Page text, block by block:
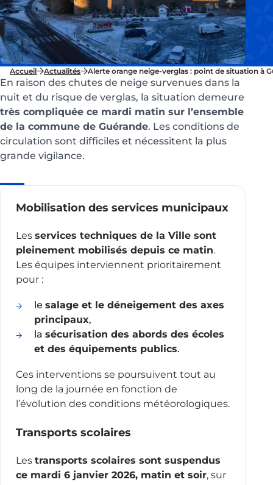
Accueil Actualités Alerte orange neige-verglas : point de situation à
En raison des chutes de neige survenues dans la
nuit et du risque de verglas, la situation demeure
très compliquée ce mardi matin sur l’ensemble
de la commune de Guérande. Les conditions de
circulation sont difficiles et nécessitent la plus
grande vigilance.
Mobilisation des services municipaux
Les services techniques de la Ville sont
pleinement mobilisés depuis ce matin.
Les équipes interviennent prioritairement
pour :
le salage et le déneigement des axes
principaux,
la sécurisation des abords des écoles
et des équipements publics.
Ces interventions se poursuivent tout au
long de la journée en fonction de
l’évolution des conditions météorologiques.
Transports scolaires
Les transports scolaires sont suspendus
ce mardi 6 janvier 2026, matin et soir, sur